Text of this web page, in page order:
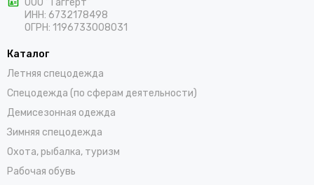
регионам России в самые короткие сроки.
ИНН: 6732178498
ОГРН: 1196733008031
Каталог
Летняя спецодежда
Спецодежда (по сферам деятельности)
Демисезонная одежда
Зимняя спецодежда
Охота, рыбалка, туризм
Рабочая обувь